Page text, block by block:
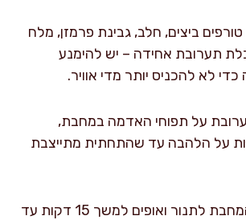
ביצים, חלב, גבינת פרמזן, מלח
תערובת אחידה – יש להימנע
לא להכניס יותר מדי אוויר.
על תפוחי האדמה במחבת,
3 דקות על הלהבה עד שהתחתית מתייצבת
מעבירים את המחבת לתנור ואופים למשך 15 דקות עד